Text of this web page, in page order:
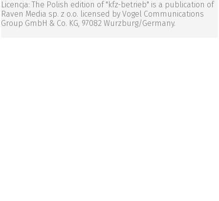
Licencja: The Polish edition of "kfz-betrieb" is a publication of
Raven Media sp. z o.o. licensed by Vogel Communications
Group GmbH & Co. KG, 97082 Wurzburg/Germany.